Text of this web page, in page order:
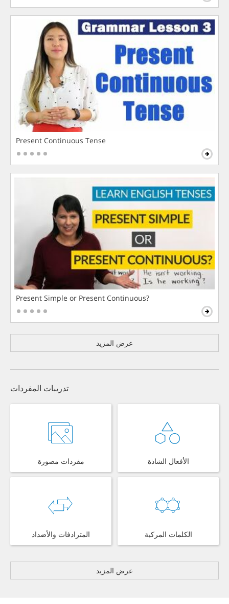
Present Continuous Tense
Present Simple or Present Continuous?
عرض المزيد
تدريبات المفردات
مفردات مصورة الأفعال الشاذة
المترادفات والأضداد الكلمات المركبة
عرض المزيد